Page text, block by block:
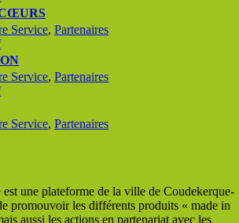
Service,Partenaires
Service,Partenaires
Service,Partenaires
est une plateforme de la ville de Coudekerque-
promouvoir les différents produits « made in
aussi les actions en partenariat avec les